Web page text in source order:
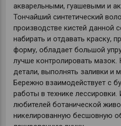
акварельными, гуашевыми и
Тончайший синтетический
производстве кистей данной
набирать и отдавать краску,
форму, обладает большой
лучше контролировать мазок.
детали, выполнять заливки и
Бережно взаимодействует с
работы в технике
любителей ботанической
никелированную бесшовную